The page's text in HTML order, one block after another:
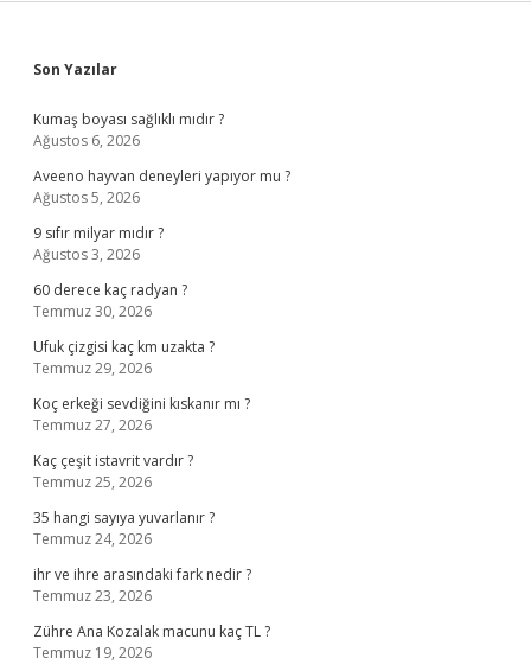
Sidebar
Son Yazılar
Kumaş boyası sağlıklı mıdır ?
Ağustos 6, 2026
Aveeno hayvan deneyleri yapıyor mu ?
Ağustos 5, 2026
9 sıfır milyar mıdır ?
Ağustos 3, 2026
60 derece kaç radyan ?
Temmuz 30, 2026
Ufuk çizgisi kaç km uzakta ?
Temmuz 29, 2026
Koç erkeği sevdiğini kıskanır mı ?
Temmuz 27, 2026
Kaç çeşit istavrit vardır ?
Temmuz 25, 2026
35 hangi sayıya yuvarlanır ?
Temmuz 24, 2026
ihr ve ihre arasındaki fark nedir ?
Temmuz 23, 2026
Zühre Ana Kozalak macunu kaç TL ?
Temmuz 19, 2026